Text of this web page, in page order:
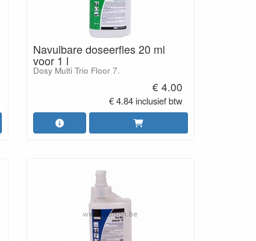
Navulbare doseerfles 20 ml
voor 1 l
Dosy Multi Trio Floor 7.
€ 4.00
€ 4.84 inclusief btw